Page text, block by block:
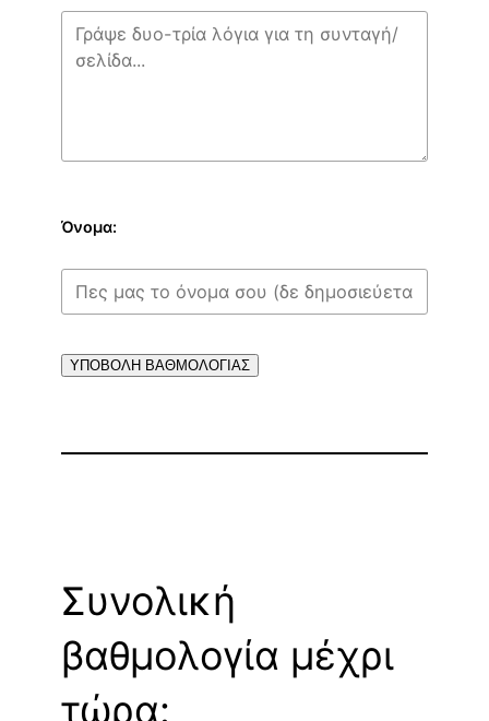
Όνομα:
ΥΠΟΒΟΛΗ ΒΑΘΜΟΛΟΓΙΑΣ
Συνολική
βαθμολογία μέχρι
τώρα: